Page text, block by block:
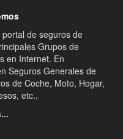
de seguros de
Grupos de
en Internet. En
Seguros Generales de
de Coche, Moto, Hogar,
etc..